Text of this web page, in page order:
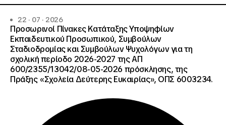
22 · 07 · 2026
Προσωρινοί Πίνακες Κατάταξης Υποψηφίων
Εκπαιδευτικού Προσωπικού, Συμβούλων
Σταδιοδρομίας και Συμβούλων Ψυχολόγων για τη
σχολική περίοδο 2026-2027 της ΑΠ
600/2355/13042/08-05-2026 πρόσκλησης, της
Πράξης «Σχολεία Δεύτερης Ευκαιρίας», ΟΠΣ 6003234.